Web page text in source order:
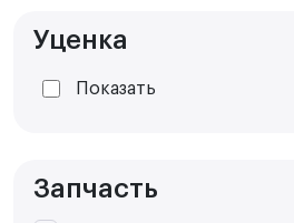
Уценка
Показать
Запчасть